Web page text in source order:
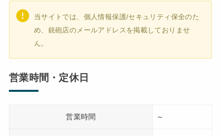
当サイトでは、個人情報保護/セキュリティ保全のた
め、銃砲店のメールアドレスを掲載しておりませ
ん。
営業時間・定休日
営業時間 ～